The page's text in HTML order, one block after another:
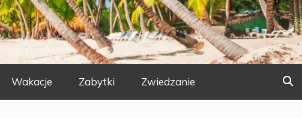
Wakacje Zabytki Zwiedzanie